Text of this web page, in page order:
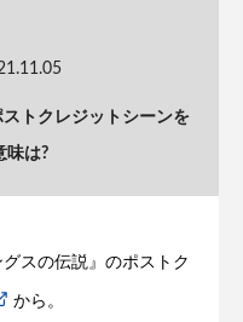
トクレジットシーンを
味は?
スの伝説』のポストク
から。